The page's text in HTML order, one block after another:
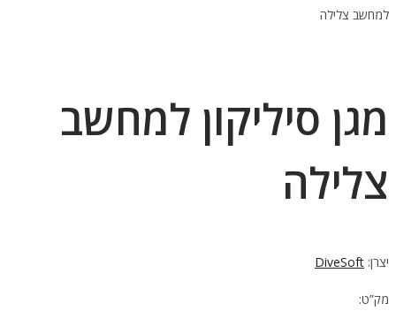
למחשב צלילה
מגן סיליקון למחשב
צלילה
יצרן: DiveSoft
מק”ט: